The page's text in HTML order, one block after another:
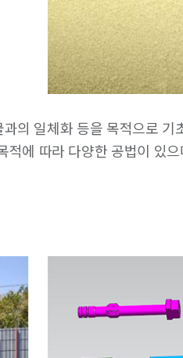
일체화 등을 목적으로 기
에 따라 다양한 공법이 있